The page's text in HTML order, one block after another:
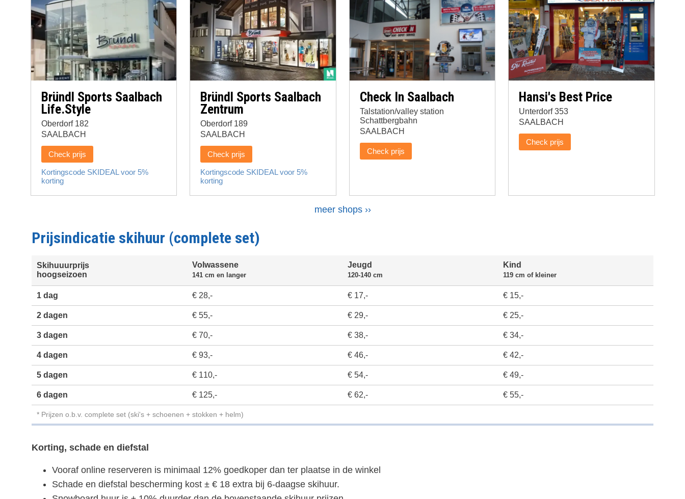
Bründl Sports Saalbach
Life.Style
Oberdorf 182
SAALBACH
Check prijs
Bründl Sports Saalbach
Zentrum
Oberdorf 189
SAALBACH
Check prijs
Check In Saalbach
Talstation/valley station
Schattbergbahn
SAALBACH
Check prijs
Hansi's Best Price
Unterdorf 353
SAALBACH
Check prijs
Volgende
meer shops ››
Prijsindicatie skihuur (complete set)
Skihuuurprijs
hoogseizoen
Volwassene
141 cm en langer
Jeugd
120-140 cm
Kind
119 cm of kleiner
1 dag € 28,- € 17,- € 15,-
2 dagen € 55,- € 29,- € 25,-
3 dagen € 70,- € 38,- € 34,-
4 dagen € 93,- € 46,- € 42,-
5 dagen € 110,- € 54,- € 49,-
6 dagen € 125,- € 62,- € 55,-
* Prijzen o.b.v. complete set (ski's + schoenen + stokken + helm)
Korting, schade en diefstal
Vooraf online reserveren is minimaal 12% goedkoper dan ter plaatse in de winkel
Schade en diefstal bescherming kost ± € 18 extra bij 6-daagse skihuur.